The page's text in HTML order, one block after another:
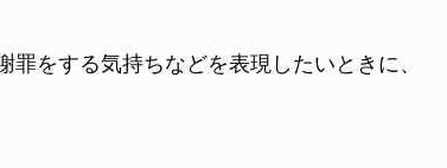
をする気持ちなどを表現したいときに、